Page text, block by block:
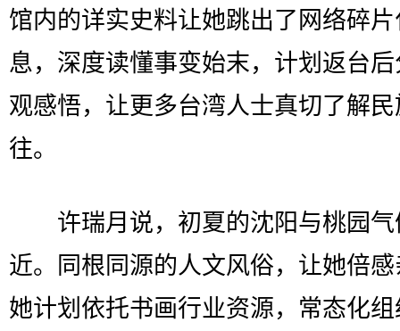
馆内的详实史料让她跳出了网络碎
息，深度读懂事变始末，计划返台
观感悟，让更多台湾人士真切了解
往。
许瑞月说，初夏的沈阳与桃园气
近。同根同源的人文风俗，让她倍
她计划依托书画行业资源，常态化